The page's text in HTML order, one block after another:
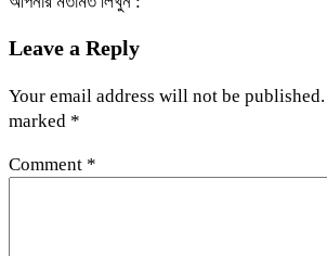
Leave a Reply
Your email address will not be published.
marked *
Comment *